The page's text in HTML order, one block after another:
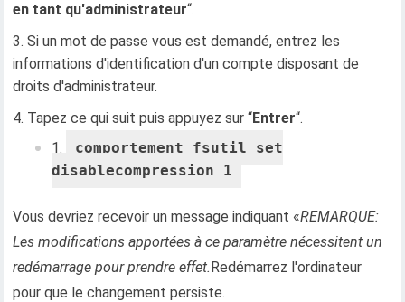
en tant qu'administrateur“.
Si un mot de passe vous est demandé, entrez les
informations d'identification d'un compte disposant de
droits d'administrateur.
Tapez ce qui suit puis appuyez sur “Entrer“.
comportement fsutil set
disablecompression 1
Vous devriez recevoir un message indiquant «REMARQUE:
Les modifications apportées à ce paramètre nécessitent un
redémarrage pour prendre effet.Redémarrez l'ordinateur
pour que le changement persiste.